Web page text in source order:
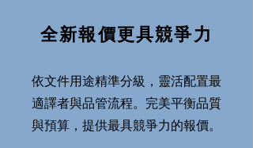
全新報價更具競爭力
依文件用途精準分級，靈活配置最
適譯者與品管流程。完美平衡品質
與預算，提供最具競爭力的報價。